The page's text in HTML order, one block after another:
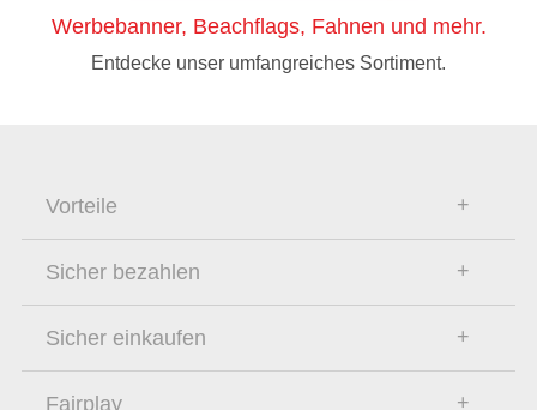
Werbebanner, Beachflags, Fahnen und mehr.
Entdecke unser umfangreiches Sortiment.
Vorteile
Sicher bezahlen
Sicher einkaufen
Fairplay